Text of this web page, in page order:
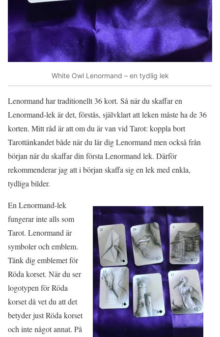
White Owl Lenormand – en tydlig lek
Lenormand har traditionellt 36 kort. Så när du skaffar en
Lenormand-lek är det, förstås, självklart att leken måste ha de 36
korten. Mitt råd är att om du är van vid Tarot: koppla bort
Tarottänkandet både när du lär dig Lenormand men också från
början när du skaffar din första Lenormand lek. Därför
rekommenderar jag att i början skaffa sig en lek med enkla,
tydliga bilder.
En Lenormand-lek
fungerar inte alls som
Tarot. Lenormand är
symboler och emblem.
Tänk dig emblemet för
Röda korset. När du ser
logotypen för Röda
korset då vet du att det
betyder just Röda korset
och inte något annat. På